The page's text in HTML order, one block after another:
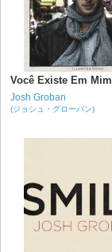
Você Existe Em Mim
Josh Groban
(ジョシュ・グローバン)